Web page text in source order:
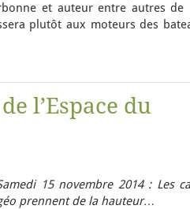
et auteur entre autres de
plutôt aux moteurs des
l’Espace du
15 novembre 2014 : Les
prennent de la hauteur…